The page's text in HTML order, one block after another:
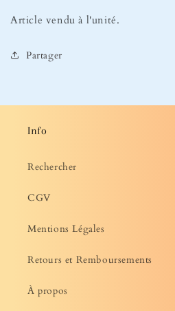
Article vendu à l'unité.
Partager
Info
Rechercher
CGV
Mentions Légales
Retours et Remboursements
À propos